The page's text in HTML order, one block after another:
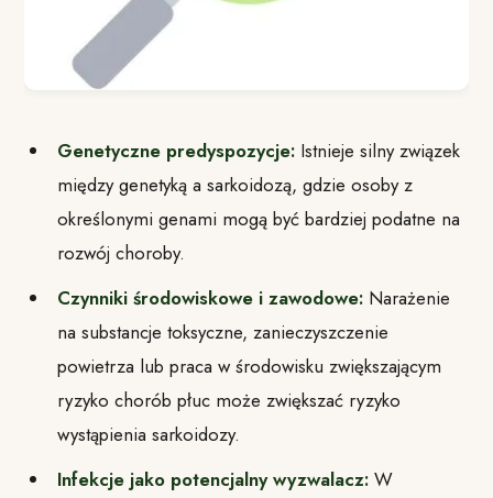
Genetyczne predyspozycje: Istnieje silny związek
między genetyką a sarkoidozą, gdzie osoby z
określonymi genami mogą być bardziej podatne na
rozwój choroby.
Czynniki środowiskowe i zawodowe: Narażenie
na substancje toksyczne, zanieczyszczenie
powietrza lub praca w środowisku zwiększającym
ryzyko chorób płuc może zwiększać ryzyko
wystąpienia sarkoidozy.
Infekcje jako potencjalny wyzwalacz: W